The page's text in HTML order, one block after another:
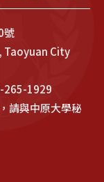
號
Taoyuan City
265-1929
請與中原大學秘